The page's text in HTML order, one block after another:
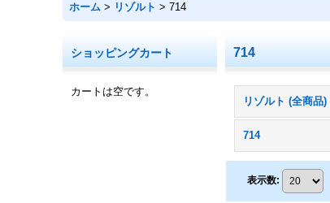
ホーム > リゾルト > 714
ショッピングカート
カートは空です。
714
リゾルト (全商品)
714
表示数: